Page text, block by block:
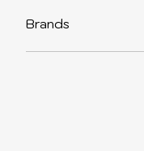
Brands
LOQI